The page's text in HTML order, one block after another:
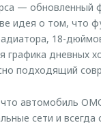
— обновленный
идея о том, что
18-
графика дневных
подходящий
что автомобиль
сети и